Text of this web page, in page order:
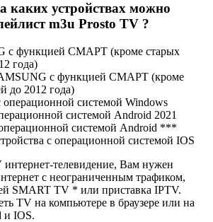
каких устройствах можно
m3u Prosto TV ?
с функцией СМАРТ (кроме старых
года)
с функцией СМАРТ (кроме
до 2012 года)
системой Windows
системой Android 2021
системой Android ***
с операционной системой IOS
телевидение, Вам нужен
с неограниченным трафиком,
SMART TV * или приставка IPTV.
TV на компьютере в браузере или на
и IOS.